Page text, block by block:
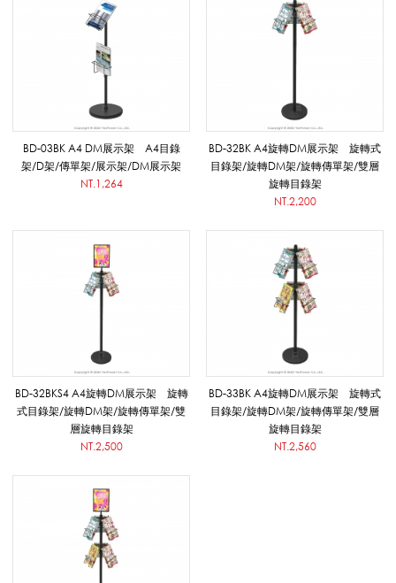
屬
標
_
D
BD-03BK A4 DM展示架 A4目錄
架/D架/傳單架/展示架/DM展示架
NT.1,264
BD-32BK A4旋轉DM展示架 旋轉式
目錄架/旋轉DM架/旋轉傳單架/雙層
旋轉目錄架
NT.2,200
BD-32BKS4 A4旋轉DM展示架 旋轉
式目錄架/旋轉DM架/旋轉傳單架/雙
層旋轉目錄架
NT.2,500
BD-33BK A4旋轉DM展示架 旋轉式
目錄架/旋轉DM架/旋轉傳單架/雙層
旋轉目錄架
NT.2,560